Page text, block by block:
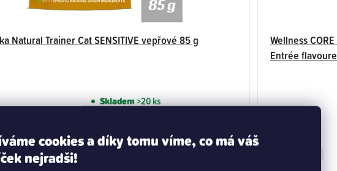
cookies a díky tomu víme, co má váš
nejradši!
Natural Trainer Cat SENSITIVE vepřové 85 g
Skladem>20 ks
cena:
576,47 Kč / 1 kg
Wellness
Entrée